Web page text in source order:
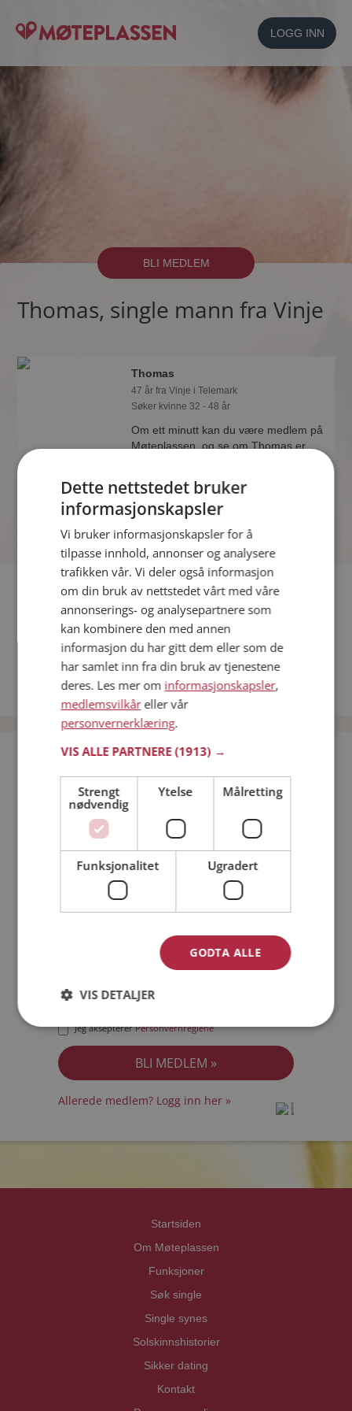
LOGG INN
BLI MEDLEM
Thomas, single mann fra Vinje
Thomas
47 år fra Vinje i Telemark
Søker kvinne 32 - 48 år
Om ett minutt kan du være medlem på
Møteplassen, og se om Thomas er
Fler single
Flere singlemenn fra Vinje:Vsh,Jon,Nicolai
Kvinner fra Vinje
Date kvinner i Norge
Date menn i Norge
Bli medlem gratis!
Jeg er en:
Jeg akseptererPersonvernreglene
Allerede medlem? Logg inn her »
Startsiden
Om Møteplassen
Funksjoner
Søk single
Single synes
Solskinnshistorier
Sikker dating
Kontakt
Dette nettstedet bruker
informasjonskapsler
Vi bruker informasjonskapsler for å
tilpasse innhold, annonser og analysere
trafikken vår. Vi deler også informasjon
om din bruk av nettstedet vårt med våre
annonserings- og analysepartnere som
kan kombinere den med annen
informasjon du har gitt dem eller som de
har samlet inn fra din bruk av tjenestene
deres. Les mer om informasjonskapsler,
medlemsvilkåreller vår
personvernerklæring.
VIS ALLE PARTNERE(1913) →
Strengt
nødvendig
Ytelse Målretting
Funksjonalitet Ugradert
GODTA ALLE
VIS DETALJER